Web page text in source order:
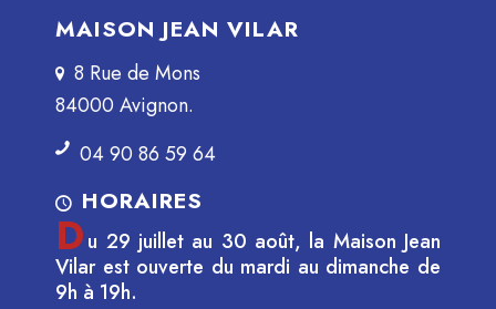
MAISON JEAN VILAR
8 Rue de Mons
84000 Avignon.
04 90 86 59 64
HORAIRES
Du 29 juillet au 30 août, la Maison Jean
Vilar est ouverte du mardi au dimanche de
9h à 19h.